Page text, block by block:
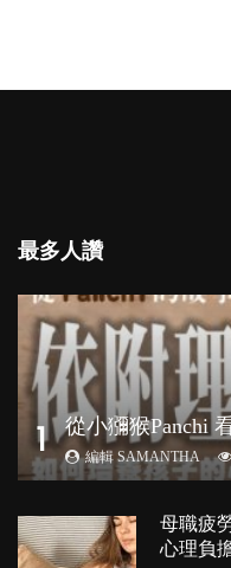
最多人讚
1 編輯 SAMANTHA
母職疲
心理負